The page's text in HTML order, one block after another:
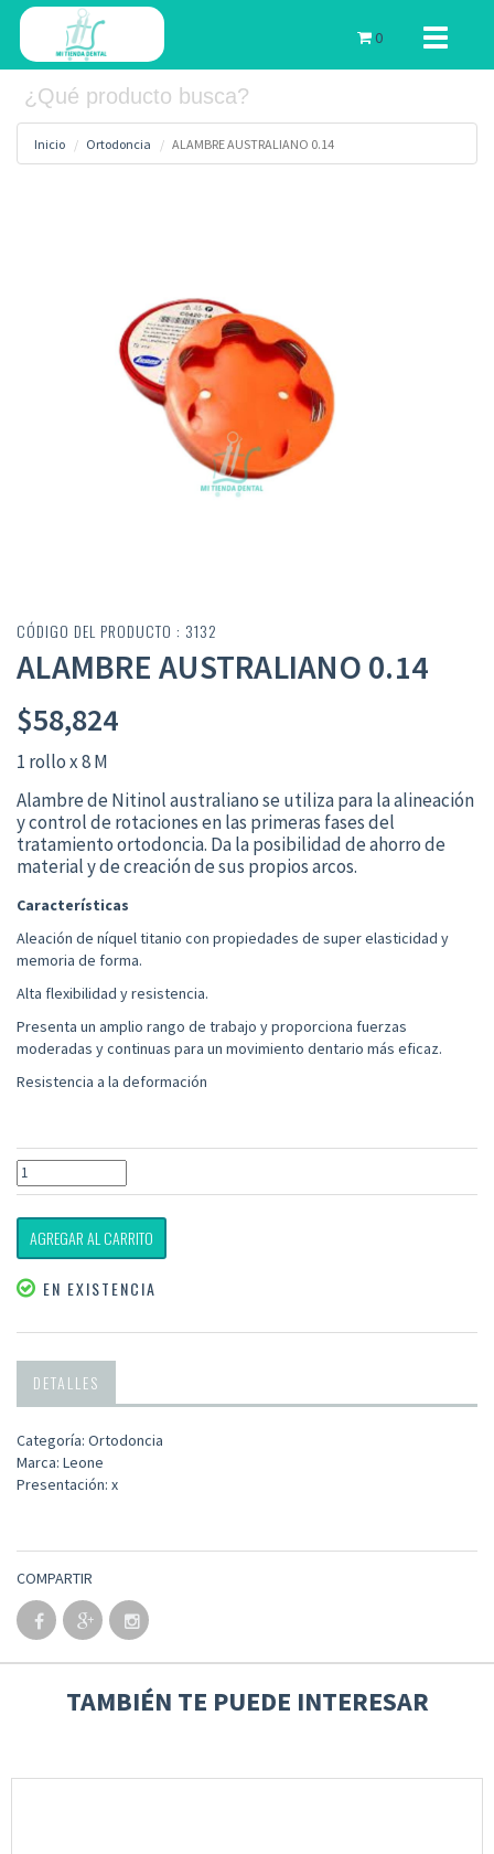
Toggle
0
Inicio Ortodoncia ALAMBRE AUSTRALIANO 0.14
CÓDIGO DEL PRODUCTO : 3132
ALAMBRE AUSTRALIANO 0.14
$58,824
1 rollo x 8 M
Alambrede Nitinol australianose utilizapara laalineación
y control de rotaciones enlas primeras fases del
tratamientoortodoncia. Da la posibilidad de ahorro de
material y de creación de sus propios arcos.
Características
Aleación de níqueltitanio con propiedades de superelasticidad y
memoria de forma.
Alta flexibilidad yresistencia.
Presenta un amplio rango de trabajo y proporciona fuerzas
moderadas y continuas para un movimiento dentario más eficaz.
Resistencia a la deformación
AGREGAR AL CARRITO
EN EXISTENCIA
DETALLES
Categoría: Ortodoncia
Marca: Leone
Presentación: x
COMPARTIR
TAMBIÉN TE PUEDE INTERESAR